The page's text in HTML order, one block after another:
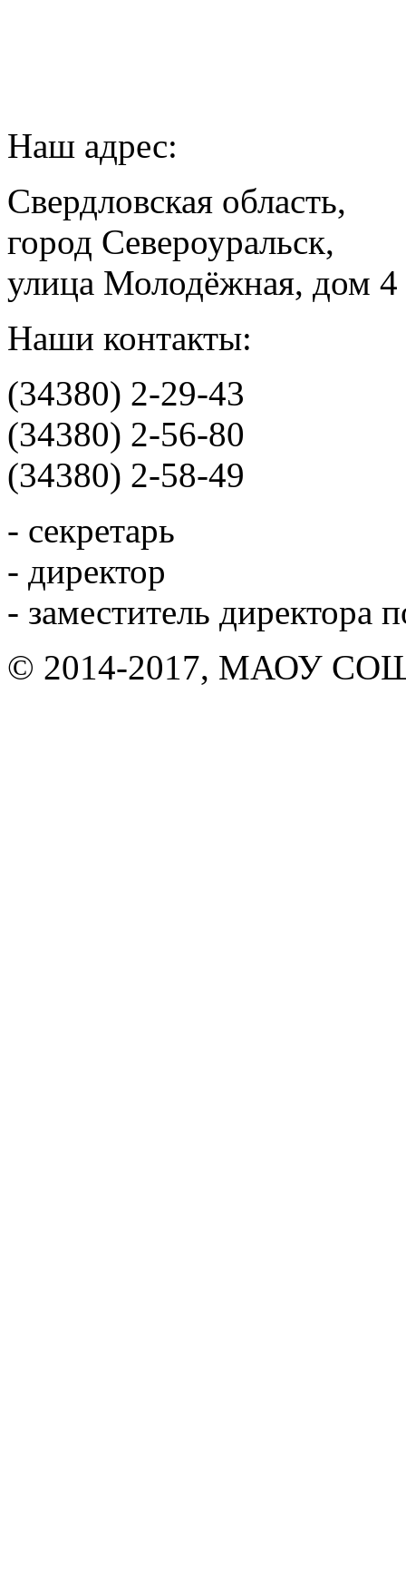
Наш адрес:
Свердловская область,
город Североуральск,
улица Молодёжная, дом 4
Наши контакты:
(34380) 2-29-43
(34380) 2-56-80
(34380) 2-58-49
- секретарь
- директор
- заместитель директора
© 2014-2017, МАОУ СОШ